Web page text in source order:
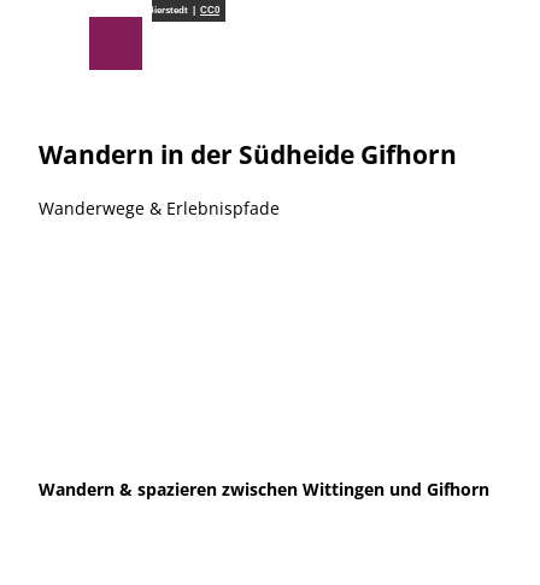
Südheide Gifhorn GmbH/Frank Bierstedt | CC0
Wandern in der Südheide Gifhorn
Wanderwege & Erlebnispfade
Wandern & spazieren zwischen Wittingen und Gifhorn